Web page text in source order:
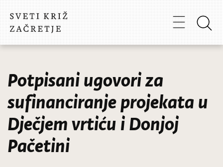
Potpisani ugovori za
sufinanciranje projekata u
Dječjem vrtiću i Donjoj
Pačetini